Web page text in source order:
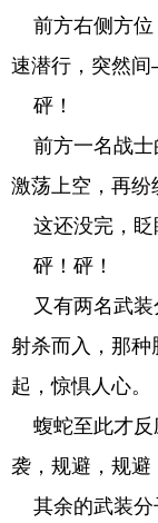
前方右侧方位
速潜行，突然
砰！
前方一名战士
激荡上空，再纷
这还没完，
砰！砰！
又有两名武装
射杀而入，那种
起，惊惧人心。
蝮蛇至此才反
袭，规避，规避
其余的武装分